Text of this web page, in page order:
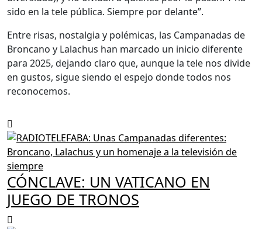
sido en la tele pública. Siempre por delante”.
Entre risas, nostalgia y polémicas, las Campanadas de
Broncano y Lalachus han marcado un inicio diferente
para 2025, dejando claro que, aunque la tele nos divide
en gustos, sigue siendo el espejo donde todos nos
reconocemos.
CÓNCLAVE: UN VATICANO EN
JUEGO DE TRONOS